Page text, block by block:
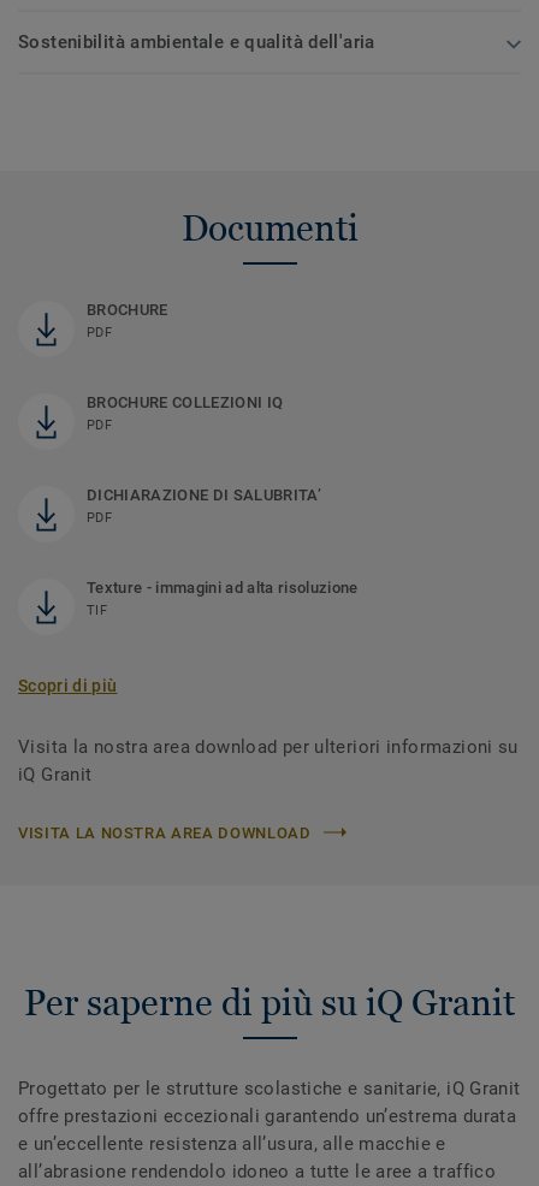
Sostenibilità ambientale e qualità dell'aria
Documenti
BROCHURE
PDF
BROCHURE COLLEZIONI IQ
PDF
DICHIARAZIONE DI SALUBRITA’
PDF
Texture - immagini ad alta risoluzione
TIF
Scopri di più
Visita la nostra area download per ulteriori informazioni su
iQ Granit
VISITA LA NOSTRA AREA DOWNLOAD
Per saperne di più su iQ Granit
Progettato per le strutture scolastiche e sanitarie, iQ Granit
offre prestazioni eccezionali garantendo un’estrema durata
e un’eccellente resistenza all’usura, alle macchie e
all’abrasione rendendolo idoneo a tutte le aree a traffico